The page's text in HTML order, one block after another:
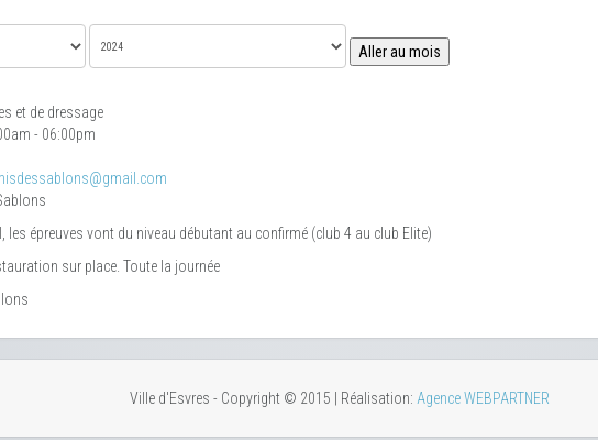
Aller au mois
et de dressage
- 06:00pm
les épreuves vont du niveau débutant au confirmé (club 4 au club Elite)
sur place. Toute la journée
Ville d'Esvres - Copyright © 2015 | Réalisation: Agence WEBPARTNER